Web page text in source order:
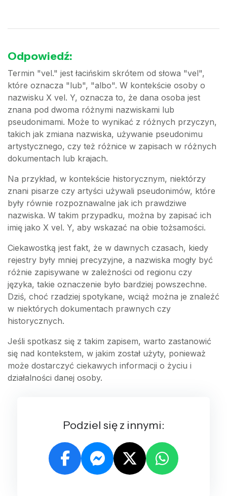
Odpowiedź:
Termin "vel." jest łacińskim skrótem od słowa "vel",
które oznacza "lub", "albo". W kontekście osoby o
nazwisku X vel. Y, oznacza to, że dana osoba jest
znana pod dwoma różnymi nazwiskami lub
pseudonimami. Może to wynikać z różnych przyczyn,
takich jak zmiana nazwiska, używanie pseudonimu
artystycznego, czy też różnice w zapisach w różnych
dokumentach lub krajach.
Na przykład, w kontekście historycznym, niektórzy
znani pisarze czy artyści używali pseudonimów, które
były równie rozpoznawalne jak ich prawdziwe
nazwiska. W takim przypadku, można by zapisać ich
imię jako X vel. Y, aby wskazać na obie tożsamości.
Ciekawostką jest fakt, że w dawnych czasach, kiedy
rejestry były mniej precyzyjne, a nazwiska mogły być
różnie zapisywane w zależności od regionu czy
języka, takie oznaczenie było bardziej powszechne.
Dziś, choć rzadziej spotykane, wciąż można je znaleźć
w niektórych dokumentach prawnych czy
historycznych.
Jeśli spotkasz się z takim zapisem, warto zastanowić
się nad kontekstem, w jakim został użyty, ponieważ
może dostarczyć ciekawych informacji o życiu i
działalności danej osoby.
Podziel się z innymi: